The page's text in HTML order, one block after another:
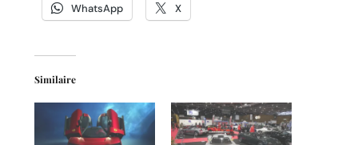
WhatsApp X
Similaire